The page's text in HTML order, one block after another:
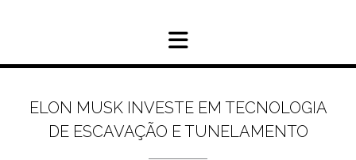
ELON MUSK INVESTE EM TECNOLOGIA
DE ESCAVAÇÃO E TUNELAMENTO